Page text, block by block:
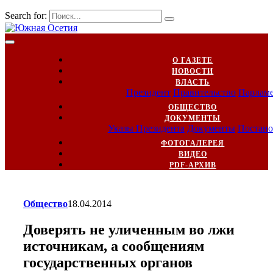
Search for:
О ГАЗЕТЕ
НОВОСТИ
ВЛАСТЬ
Президент Правительство
ОБЩЕСТВО
ДОКУМЕНТЫ
Указы Президента Документы
ФОТОГАЛЕРЕЯ
ВИДЕО
PDF-АРХИВ
Общество18.04.2014
Доверять не уличенным во лжи
источникам, а сообщениям
государственных органов